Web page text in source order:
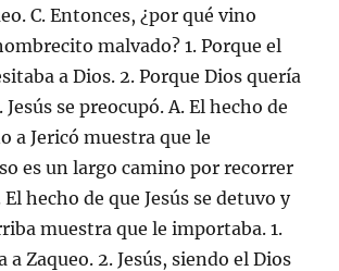
C. Entonces, ¿por qué vino
malvado? 1. Porque el
a Dios. 2. Porque Dios quería
se preocupó. A. El hecho de
a Jericó muestra que le
es un largo camino por recorrer
El hecho de que Jesús se detuvo y
muestra que le importaba. 1.
a Zaqueo. 2. Jesús, siendo el Dios